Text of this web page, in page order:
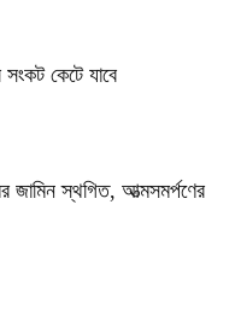
কেটে যাবে
জামিন স্থগিত, আত্মসমর্পণের